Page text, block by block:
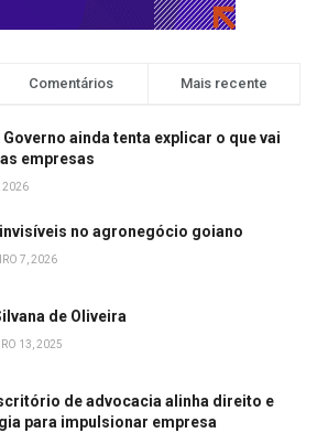
Comentários Mais recente
Governo ainda tenta explicar o que vai
empresas
2026
no agronegócio goiano
7, 2026
de Oliveira
13, 2025
de advocacia alinha direito e
para impulsionar empresa